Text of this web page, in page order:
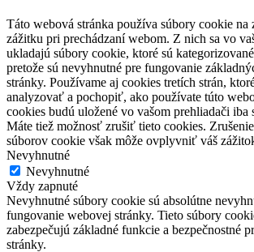
Táto webová stránka používa súbory cookie na
zážitku pri prechádzaní webom. Z nich sa vo
ukladajú súbory cookie, ktoré sú
pretože sú nevyhnutné pre fungovanie
stránky. Používame aj cookies tretích strán,
analyzovať a pochopiť, ako používate túto
cookies budú uložené vo vašom prehliadači iba
Máte tiež možnosť zrušiť tieto cookies.
súborov cookie však môže ovplyvniť váš
Nevyhnutné
Nevyhnutné
Vždy zapnuté
Nevyhnutné súbory cookie sú absolútne
fungovanie webovej stránky. Tieto súbory
zabezpečujú základné funkcie a bezpečnostné
stránky.